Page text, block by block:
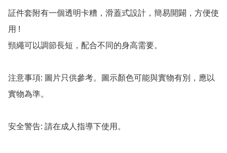
証件套附有一個透明卡糟，滑蓋式設計，簡易開闢，方便使
用 !
頸繩可以調節長短，配合不同的身高需要。
注意事項: 圖片只供參考。圖示顏色可能與實物有別，應以
實物為準。
安全警告: 請在成人指導下使用。